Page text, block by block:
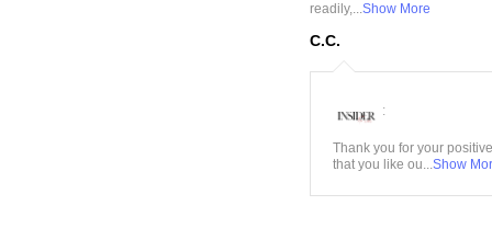
readily,...Show More
C.C.
:
Thank you for your
that you like ou...Show